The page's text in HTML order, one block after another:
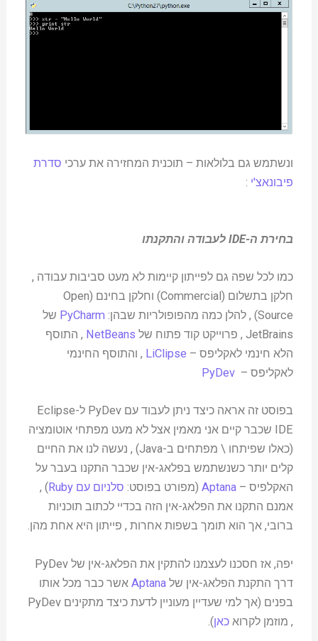
ונשתמש גם בלולאות – תוכנית המחזירה את ערכי סדרת
פיבונאצ'י :
בחירת ה-IDE לעבודה והתקנתו
כמו לכל שפה גם לפייתון קיימות לא מעט סביבות עבודה ,
חלקן בתשלום (Commercial) וחלקן בחינם (Open
Source) , להלן כמה מהפופולריות שבהן:
PyCharm של
JetBrains , פרוייקט קוד פתוח של
NetBeans , התוסף
הלא חינמי לאקליפס – LiClipse , והתוסף החינמי
לאקליפס –PyDev
בפוסט זה אראה כיצד ניתן לעבוד עם PyDev ל-Eclipse
IDE שכבר קיים אני מאמין אצל לא מעט מפתחי אוטומציה
(כאלו שפיתחו \ מפתחים ב-Java) , נעשה לנו את החיים
קלים יותר כשנשתמש בפלאג-אין שכבר התקנו בעבר על
האקלפיס –Aptana (מפורט בפוסט: סלניום עם Ruby
) ,
אמנם התקנו את הפלאג-אין הזה בכדיי לכתוב תוכניות
ברובי, אך הוא תומך בשפות אחרות , פייתון היא אחת מהן.
יפה, אז חסכנו לעצמנו להתקין את הפלאג-אין של PyDev
דרך התקנת הפלאג-אין שלAptana אשר כבר מכל אותו
בפנים (אך למי שעדיין מעוניין לדעת כיצד מתקינים PyDev
, מוזמן לקרואכאן).